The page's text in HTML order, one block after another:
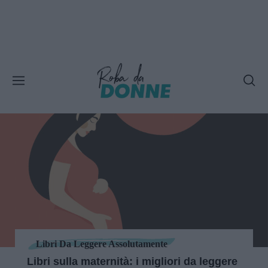
Libri Da Leggere Assolutamente
Libri sulla maternità: i migliori da leggere